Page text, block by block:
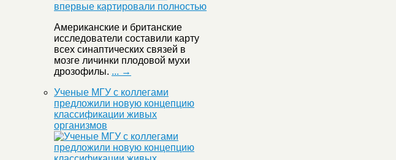
Американские и британские
исследователи составили карту
всех синаптических связей в
мозге личинки плодовой мухи
дрозофилы. ... →
Ученые МГУ с коллегами
предложили новую концепцию
классификации живых
организмов